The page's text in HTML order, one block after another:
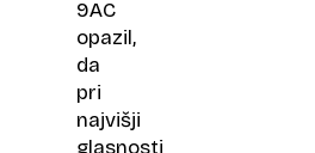
9AC
opazil,
da
pri
najvišji
glasnosti